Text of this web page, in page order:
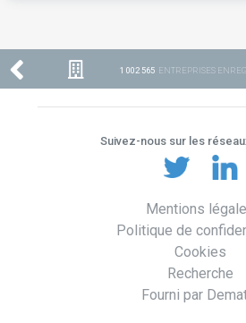
1 002 565 ENTREPRISES
Suivez-nous sur les
Mentions
Politique de
Cookies
Recherche
Fourni par